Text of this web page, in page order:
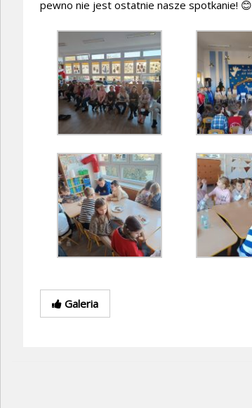
pewno nie jest ostatnie nasze spotkanie! 😊
Galeria